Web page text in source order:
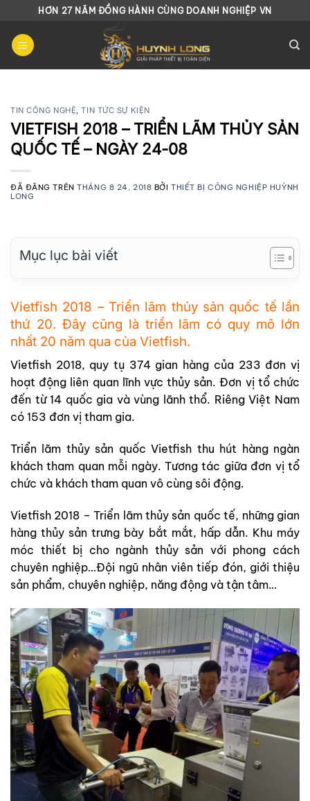
Chuyển
nội
dung
HƠN 27 NĂM ĐỒNG HÀNH CÙNG DOANH NGHIỆP VN
TIN CÔNG NGHỆ,TIN TỨC SỰ KIỆN
VIETFISH 2018 – TRIỂN LÃM THỦY SẢN
QUỐC TẾ – NGÀY 24-08
ĐÃ ĐĂNG TRÊNTHÁNG 8 24, 2018 BỞITHIẾT BỊ CÔNG NGHIỆP HUỲNH
LONG
Mục lục bài viết
Vietfish 2018 – Triển lãm thủy sản quốc tế lần
thứ 20. Đây cũng là triển lãm có quy mô lớn
nhất 20 năm qua của Vietfish.
Vietfish 2018, quy tụ 374 gian hàng của 233 đơn vị
hoạt động liên quan lĩnh vực thủy sản. Đơn vị tổ chức
đến từ 14 quốc gia và vùng lãnh thổ. Riêng Việt Nam
có 153 đơn vị tham gia.
Triển lãm thủy sản quốc Vietfish thu hút hàng ngàn
khách tham quan mỗi ngày. Tương tác giữa đơn vị tổ
chức và khách tham quan vô cùng sôi động.
Vietfish 2018 – Triển lãm thủy sản quốc tế, những gian
hàng thủy sản trưng bày bắt mắt, hấp dẫn. Khu máy
móc thiết bị cho ngành thủy sản với phong cách
chuyên nghiệp…Đội ngũ nhân viên tiếp đón, giới thiệu
sản phẩm, chuyên nghiệp, năng động và tận tâm…